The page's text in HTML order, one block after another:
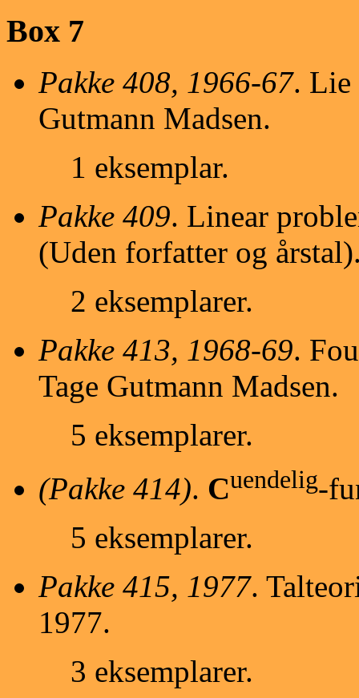
Box 7
Pakke 408, 1966-67. Lie
Gutmann Madsen.
1 eksemplar.
Pakke 409. Linear
(Uden forfatter og
2 eksemplarer.
Pakke 413, 1968-69.
Tage Gutmann Madsen.
5 eksemplarer.
(Pakke 414). Cuendelig-
5 eksemplarer.
Pakke 415, 1977.
1977.
3 eksemplarer.